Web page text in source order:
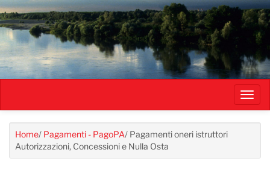
Salta
al
contenuto
principale
Home/ Pagamenti - PagoPA/ Pagamenti oneri istruttori
Autorizzazioni, Concessioni e Nulla Osta